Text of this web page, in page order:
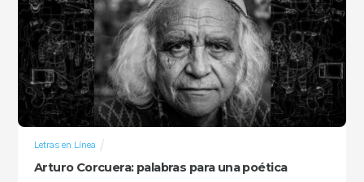
Arturo Corcuera: palabras para una poética
Letras en Línea